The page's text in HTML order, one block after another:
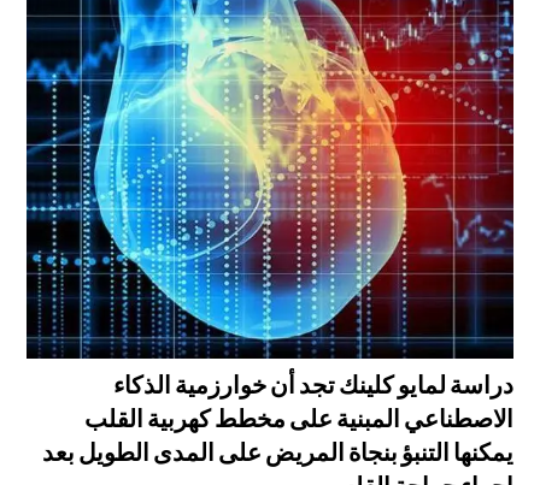
دراسة لمايو كلينك تجد أن خوارزمية الذكاء
الاصطناعي المبنية على مخطط كهربية القلب
يمكنها التنبؤ بنجاة المريض على المدى الطويل بعد